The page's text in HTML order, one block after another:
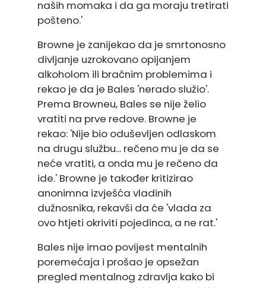
naših momaka i da ga moraju tretirati
pošteno.'
Browne je zanijekao da je smrtonosno
divljanje uzrokovano opijanjem
alkoholom ili bračnim problemima i
rekao je da je Bales 'nerado služio'.
Prema Browneu, Bales se nije želio
vratiti na prve redove. Browne je
rekao: 'Nije bio oduševljen odlaskom
na drugu službu... rečeno mu je da se
neće vratiti, a onda mu je rečeno da
ide.' Browne je također kritizirao
anonimna izvješća vladinih
dužnosnika, rekavši da će 'vlada za
ovo htjeti okriviti pojedinca, a ne rat.'
Bales nije imao povijest mentalnih
poremećaja i prošao je opsežan
pregled mentalnog zdravlja kako bi